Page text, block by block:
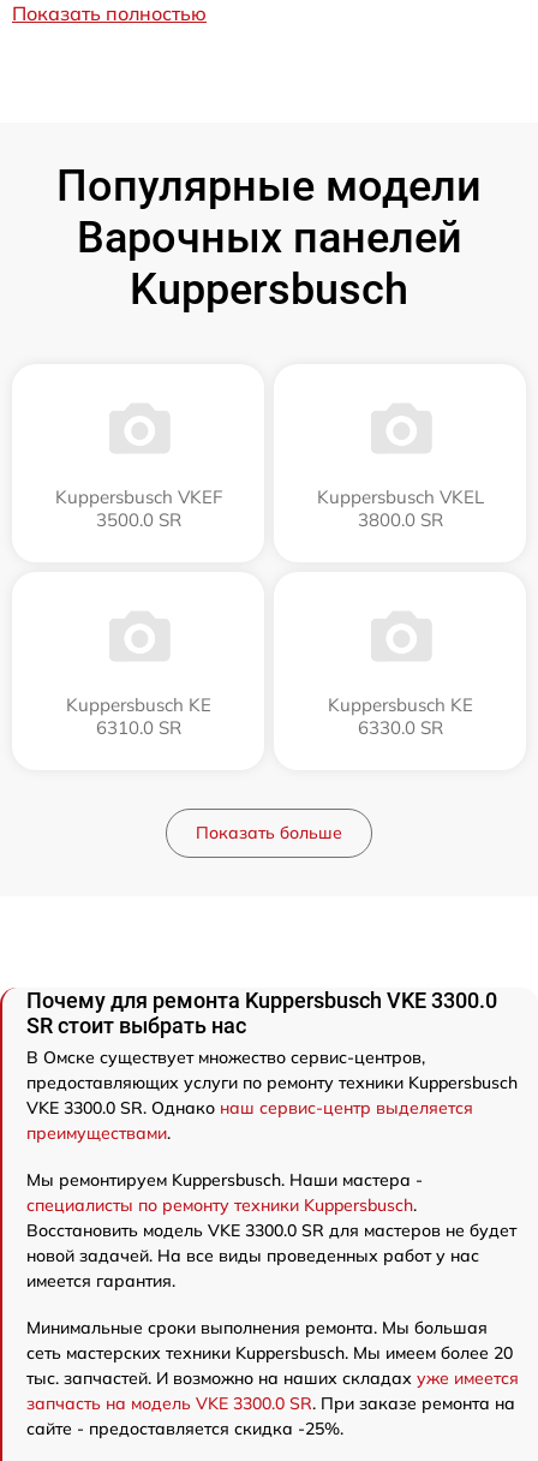
Показать полностью
Популярные модели
Варочных панелей
Kuppersbusch
Kuppersbusch VKEF
3500.0 SR
Kuppersbusch VKEL
3800.0 SR
Kuppersbusch KE
6310.0 SR
Kuppersbusch KE
6330.0 SR
Показать больше
Почему для ремонта Kuppersbusch VKE 3300.0
SR стоит выбрать нас
В Омске существует множество сервис-центров,
предоставляющих услуги по ремонту техники Kuppersbusch
VKE 3300.0 SR. Однако наш сервис-центр выделяется
преимуществами.
Мы ремонтируем Kuppersbusch. Наши мастера -
специалисты по ремонту техники Kuppersbusch.
Восстановить модель VKE 3300.0 SR для мастеров не будет
новой задачей. На все виды проведенных работ у нас
имеется гарантия.
Минимальные сроки выполнения ремонта. Мы большая
сеть мастерских техники Kuppersbusch. Мы имеем более 20
тыс. запчастей. И возможно на наших складах уже имеется
запчасть на модель VKE 3300.0 SR. При заказе ремонта на
сайте - предоставляется скидка -25%.